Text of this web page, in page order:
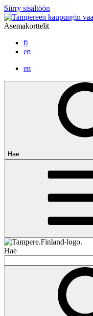
Siirry sisältöön
Asemakorttelit
fi
en
en
Hae
Hae